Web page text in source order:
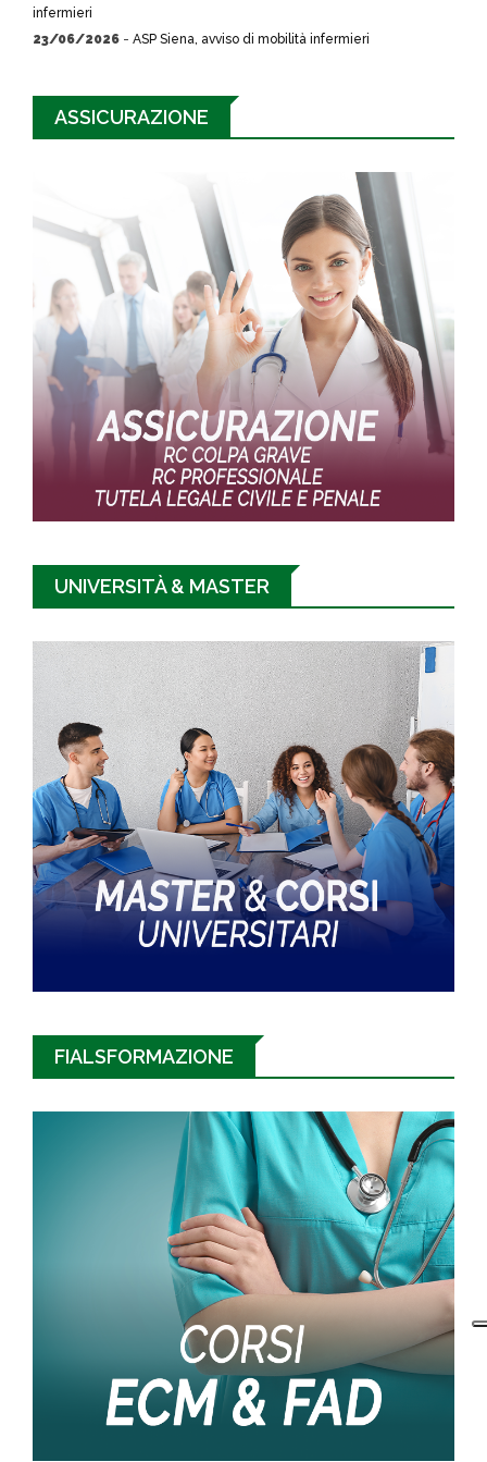
infermieri
23/06/2026 - ASP Siena, avviso di mobilità infermieri
ASSICURAZIONE
UNIVERSITÀ & MASTER
FIALSFORMAZIONE